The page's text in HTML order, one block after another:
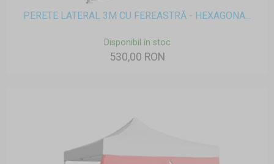
PERETE LATERAL 3M CU FEREASTRĂ - HEXAGONA...
Disponibil în stoc
530,00 RON